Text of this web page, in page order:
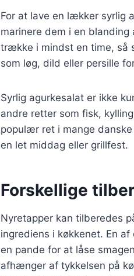
For at lave en lækker syrlig
marinere dem i en
trække i mindst en time, så
som løg, dild eller persille
Syrlig agurkesalat er ikke
andre retter som fisk,
populær ret i mange
en let middag eller grillfest.
Forskellige
Nyretapper kan tilberedes
ingrediens i køkkenet. En
en pande for at låse
afhænger af tykkelsen på